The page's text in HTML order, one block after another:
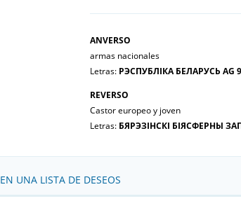
ANVERSO
armas nacionales
Letras: РЭСПУБЛІКА БЕЛАРУСЬ AG
REVERSO
Castor europeo y joven
Letras: БЯРЭЗІНСКІ БІЯСФЕРНЫ
EN UNA LISTA DE DESEOS